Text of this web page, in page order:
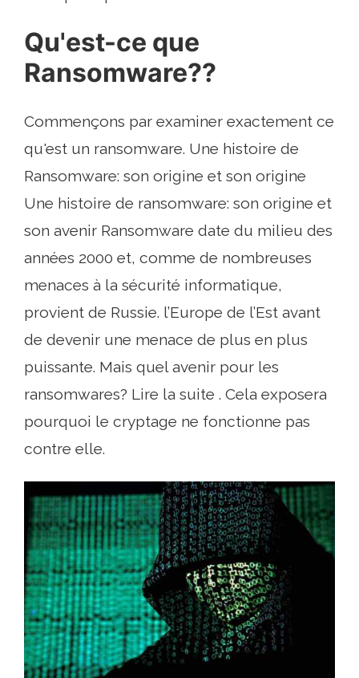
Qu'est-ce que
Ransomware??
Commençons par examiner exactement ce
qu'est un ransomware. Une histoire de
Ransomware: son origine et son origine
Une histoire de ransomware: son origine et
son avenir Ransomware date du milieu des
années 2000 et, comme de nombreuses
menaces à la sécurité informatique,
provient de Russie. l’Europe de l’Est avant
de devenir une menace de plus en plus
puissante. Mais quel avenir pour les
ransomwares? Lire la suite . Cela exposera
pourquoi le cryptage ne fonctionne pas
contre elle.